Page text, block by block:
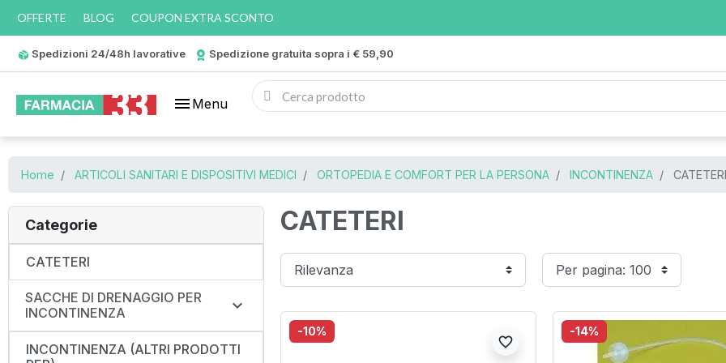
OFFERTE BLOG COUPON EXTRA SCONTO
Spedizioni 24/48h lavorative Spedizione gratuita sopra i € 59,90
menu Menu
Home ARTICOLI SANITARI E DISPOSITIVI MEDICI ORTOPEDIA E COMFORT PER LA PERSONA INCONTINENZA CATETERI
Categorie
CATETERI
SACCHE DI DRENAGGIO PER
INCONTINENZA

INCONTINENZA (ALTRI PRODOTTI
CATETERI
-10%
favorite_border
-14%